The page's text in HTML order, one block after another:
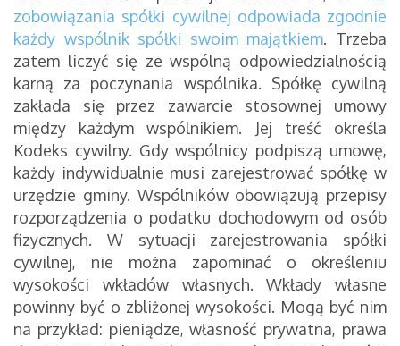
zobowiązania spółki cywilnej odpowiada zgodnie
każdy wspólnik spółki swoim majątkiem. Trzeba
zatem liczyć się ze wspólną odpowiedzialnością
karną za poczynania wspólnika. Spółkę cywilną
zakłada się przez zawarcie stosownej umowy
między każdym wspólnikiem. Jej treść określa
Kodeks cywilny. Gdy wspólnicy podpiszą umowę,
każdy indywidualnie musi zarejestrować spółkę w
urzędzie gminy. Wspólników obowiązują przepisy
rozporządzenia o podatku dochodowym od osób
fizycznych. W sytuacji zarejestrowania spółki
cywilnej, nie można zapominać o określeniu
wysokości wkładów własnych. Wkłady własne
powinny być o zbliżonej wysokości. Mogą być nim
na przykład: pieniądze, własność prywatna, prawa